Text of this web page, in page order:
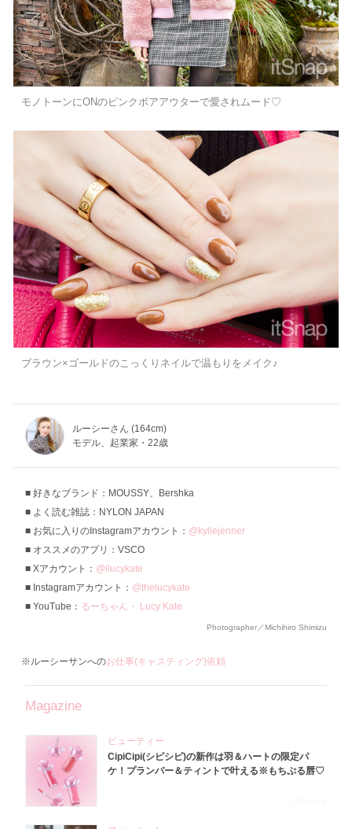
モノトーンにONのピンクボアアウターで愛されムード♡
ブラウン×ゴールドのこっくりネイルで温もりをメイク♪
ルーシーさん (164cm)
モデル、起業家・22歳
好きなブランド：MOUSSY、Bershka
よく読む雑誌：NYLON JAPAN
お気に入りのInstagramアカウント： @kyliejenner
オススメのアプリ：VSCO
Xアカウント： @ilucykate
Instagramアカウント： @thelucykate
YouTube： るーちゃん・ Lucy Kate
Photographer／Michihiro Shimizu
※ルーシーサンへのお仕事(キャスティング)依頼
Magazine
ビューティー
CipiCipi(シピシピ)の新作は羽＆ハートの限定パ
ケ！プランパー＆ティントで叶える※もちぷる唇♡